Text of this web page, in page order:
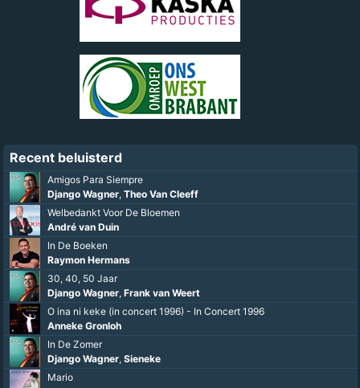
Recent beluisterd
Amigos Para Siempre
Django Wagner, Theo Van Cleeff
Welbedankt Voor De Bloemen
André van Duin
In De Boeken
Raymon Hermans
30, 40, 50 Jaar
Django Wagner, Frank van Weert
O ina ni keke (in concert 1996) - In Concert 1996
Anneke Gronloh
In De Zomer
Django Wagner, Sieneke
Mario